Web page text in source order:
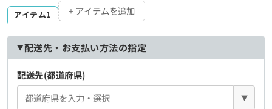
アイテム1 + アイテムを追加
配送先・お支払い方法の指定
配送先(都道府県)
▼